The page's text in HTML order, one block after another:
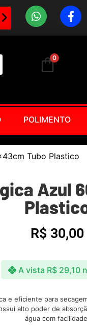
0
POLIMENTO
Tubo Plastico
Azul
R$ 30,00
A vista R$29,10
e eficiente para
alto poder de
água com